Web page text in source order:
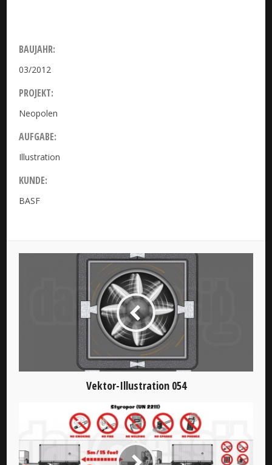
BAUJAHR:
03/2012
PROJEKT:
Neopolen
AUFGABE:
Illustration
KUNDE:
BASF
Vektor-Illustration 054